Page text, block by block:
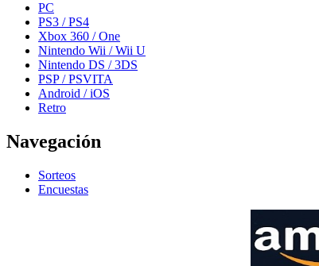
PC
PS3 / PS4
Xbox 360 / One
Nintendo Wii / Wii U
Nintendo DS / 3DS
PSP / PSVITA
Android / iOS
Retro
Navegación
Sorteos
Encuestas